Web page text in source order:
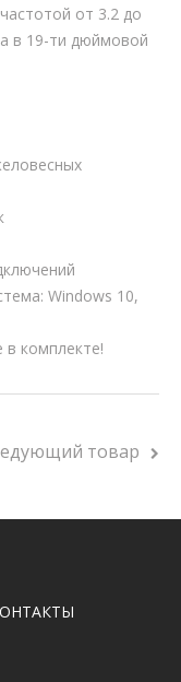
от 3.2 до
в 19-ти дюймовой
Windows 10,
комплекте!
товар